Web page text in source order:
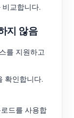
교합니다.
지 않음
를 지원하고
확인합니다.
드를 사용합